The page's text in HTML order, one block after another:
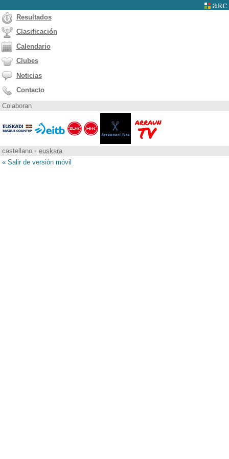
Resultados
Clasificación
Calendario
Clubes
Noticias
Contacto
Colaboran
castellano • euskara
« Salir de versión móvil